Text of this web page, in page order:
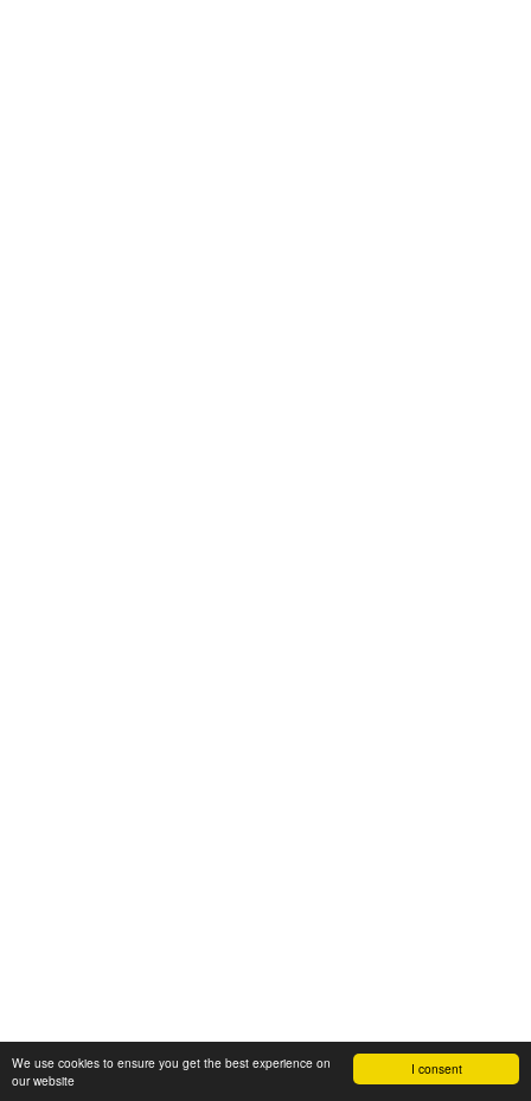
I consent
We use cookies to ensure you get the best experience on
our website